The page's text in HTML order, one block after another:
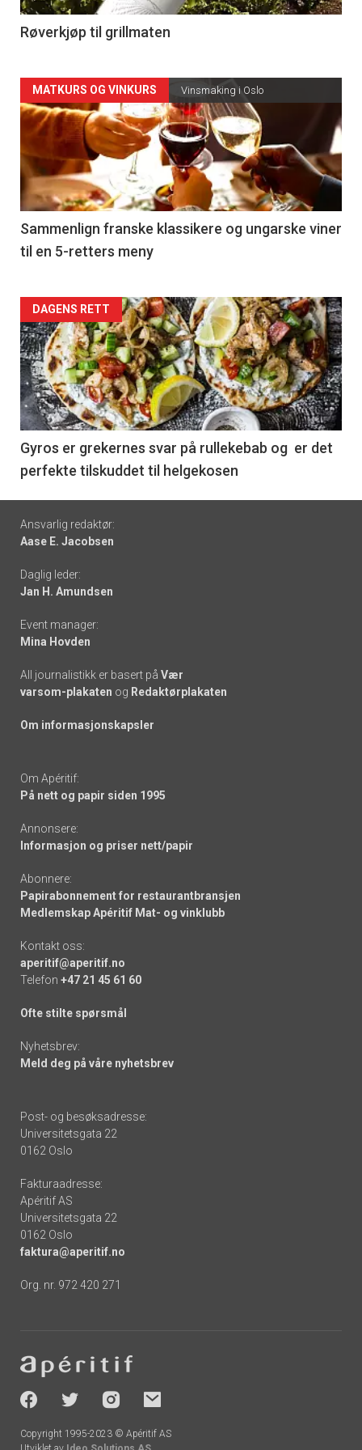
4
Røverkjøp til grillmaten
Forsiden
akkurat
nå
-
5
MATKURS OG VINKURS Vinsmaking i Oslo
Sammenlign franske klassikere og ungarske viner
til en 5-retters meny
Forsiden
akkurat
nå
-
6
DAGENS RETT
Gyros er grekernes svar på rullekebab og er det
perfekte tilskuddet til helgekosen
Footer
-
links
Ansvarlig redaktør:
Aase E. Jacobsen
Daglig leder:
Jan H. Amundsen
Event manager:
Mina Hovden
All journalistikk er basert på Vær
varsom-plakaten og Redaktørplakaten
Om informasjonskapsler
Om Apéritif:
På nett og papir siden 1995
Annonsere:
Informasjon og priser nett/papir
Abonnere:
Papirabonnement for restaurantbransjen
Medlemskap Apéritif Mat- og vinklubb
Kontakt oss:
aperitif@aperitif.no
Telefon +47 21 45 61 60
Ofte stilte spørsmål
Nyhetsbrev:
Meld deg på våre nyhetsbrev
Post- og besøksadresse:
Universitetsgata 22
0162 Oslo
Fakturaadresse:
Apéritif AS
Universitetsgata 22
0162 Oslo
faktura@aperitif.no
Org. nr. 972 420 271
-
socials
Copyright 1995-2023 © Apéritif AS